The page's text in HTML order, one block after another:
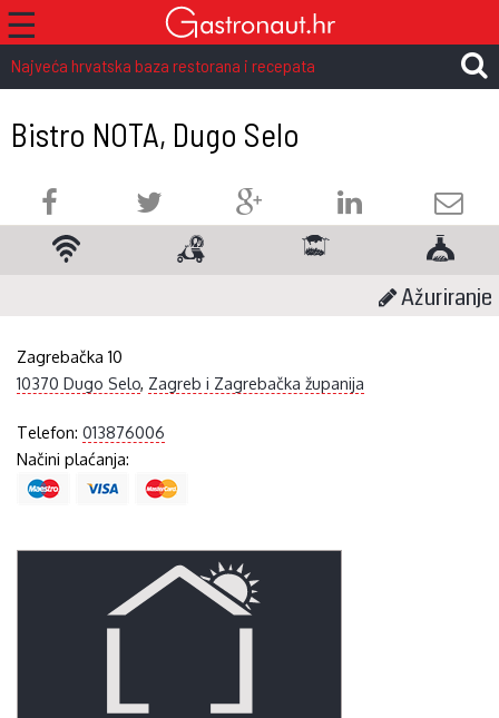
☰
Najveća hrvatska baza restorana i recepata
Bistro NOTA, Dugo Selo
Ažuriranje
Zagrebačka 10
10370 Dugo Selo, Zagreb i Zagrebačka županija
Telefon:013876006
Načini plaćanja: